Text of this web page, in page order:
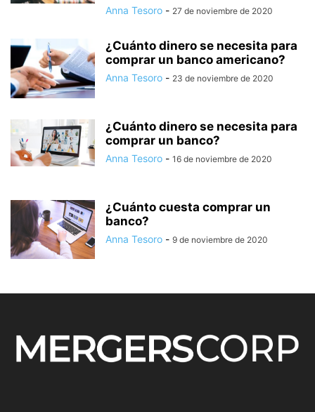
Anna Tesoro - 27 de noviembre de 2020
¿Cuánto dinero se necesita para
comprar un banco americano?
Anna Tesoro - 23 de noviembre de 2020
¿Cuánto dinero se necesita para
comprar un banco?
Anna Tesoro - 16 de noviembre de 2020
¿Cuánto cuesta comprar un
banco?
Anna Tesoro - 9 de noviembre de 2020